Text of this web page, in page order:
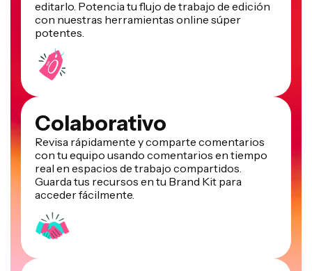
editarlo. Potencia tu flujo de trabajo de edición
con nuestras herramientas online súper
potentes.
Colaborativo
Revisa rápidamente y comparte comentarios
con tu equipo usando comentarios en tiempo
real en espacios de trabajo compartidos.
Guarda tus recursos en tu Brand Kit para
acceder fácilmente.